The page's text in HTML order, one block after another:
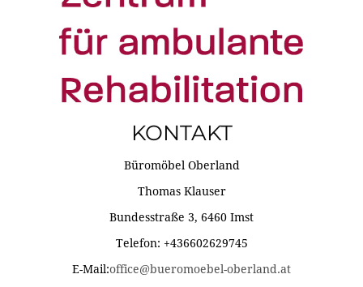
KONTAKT
Büromöbel Oberland
Thomas Klauser
Bundesstraße 3, 6460 Imst
Telefon: +436602629745
E-Mail:office@bueromoebel-oberland.at